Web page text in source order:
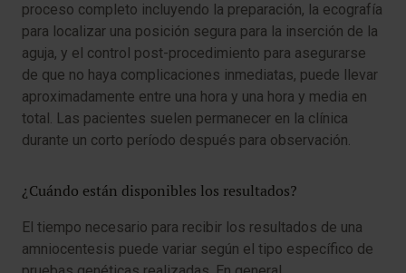
proceso completo incluyendo la preparación, la ecografía
para localizar una posición segura para la inserción de la
aguja, y el control post-procedimiento para asegurarse
de que no haya complicaciones inmediatas, puede llevar
aproximadamente entre una hora y una hora y media en
total. Las pacientes suelen permanecer en la clínica
durante un corto período después para observación.
¿Cuándo están disponibles los resultados?
El tiempo necesario para recibir los resultados de una
amniocentesis puede variar según el tipo específico de